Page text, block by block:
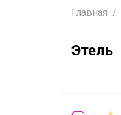
Главная
Этель